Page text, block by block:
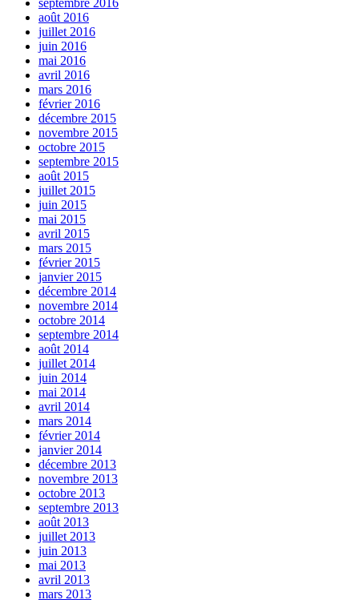
août 2016
juillet 2016
juin 2016
mai 2016
avril 2016
mars 2016
février 2016
décembre 2015
novembre 2015
octobre 2015
septembre 2015
août 2015
juillet 2015
juin 2015
mai 2015
avril 2015
mars 2015
février 2015
janvier 2015
décembre 2014
novembre 2014
octobre 2014
septembre 2014
août 2014
juillet 2014
juin 2014
mai 2014
avril 2014
mars 2014
février 2014
janvier 2014
décembre 2013
novembre 2013
octobre 2013
septembre 2013
août 2013
juillet 2013
juin 2013
mai 2013
avril 2013
mars 2013